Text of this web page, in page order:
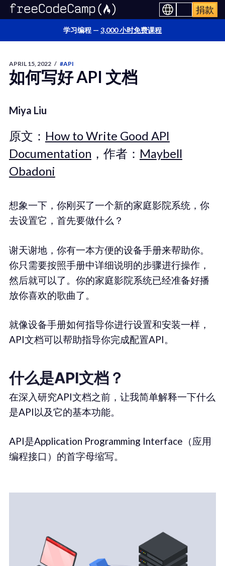
捐款
学习编程 — 3,000 小时免费课程
APRIL 15, 2022 / #API
如何写好 API 文档
Miya Liu
原文： How to Write Good API
Documentation ，作者： Maybell
Obadoni
想象一下，你刚买了一个新的家庭影院系统，你
去设置它，首先要做什么？
谢天谢地，你有一本方便的设备手册来帮助你。
你只需要按照手册中详细说明的步骤进行操作，
然后就可以了。你的家庭影院系统已经准备好播
放你喜欢的歌曲了。
就像设备手册如何指导你进行设置和安装一样，
API文档可以帮助指导你完成配置API。
什么是API文档？
在深入研究API文档之前，让我简单解释一下什么
是API以及它的基本功能。
API是Application Programming Interface（应用
编程接口）的首字母缩写。